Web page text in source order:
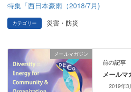
特集「西日本豪雨（2018/7月)
カテゴリー 災害・防災
メールマガジン
前の記事
メール
2019年3